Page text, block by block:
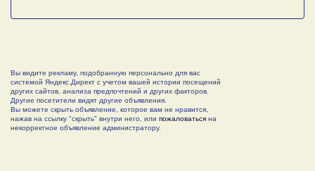
Вы видите рекламу, подобранную персонально для вас
системой Яндекс.Директ с учетом вашей истории посещений
других сайтов, анализа предпочтений и других факторов.
Другие посетители видят другие объявления.
Вы можете скрыть объявление, которое вам не нравится,
нажав на ссылку "скрыть" внутри него, или пожаловаться на
некорректное объявление администратору.